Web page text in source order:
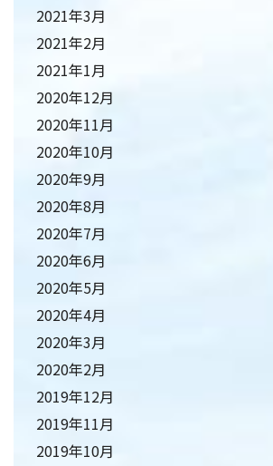
2021年3月
2021年2月
2021年1月
2020年12月
2020年11月
2020年10月
2020年9月
2020年8月
2020年7月
2020年6月
2020年5月
2020年4月
2020年3月
2020年2月
2019年12月
2019年11月
2019年10月